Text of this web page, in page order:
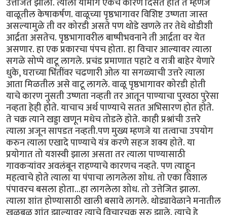
वाळूतील केषाकर्षण. वाळूच्या पृष्ठभागावर विशिष्ट उष्णता जास्त
असल्यामुळे ती वर कोरडी असते पण थोडे खणले तर तेथे थोडीशी
आर्द्रता असतेच. पृष्ठभागावरील बाष्पीभवनाने ती आर्द्रता वर येत
असणार. हा एक प्रकारचा पंपच होता. हा विचार आल्यावर त्याला
सगळे सोप्पे वाटू लागले. प्रचंड प्रमाणात पहाटे व रात्री बाहेर येणारे
धुके, घराच्या भिंतींवर चढणारी ओल या सगळ्याची उत्तरे त्याला
आता मिळतील असे वाटू लागले. वाळू पृष्ठभागावर कोरडी होती
याचे कारण नुसती उष्णता नव्हती तर आतून पाण्याचा पुरवठा पुरेसा
नव्हता हेही होते. याचाच अर्थ पाण्याचे सतत अभिसारण होत होते.
ते चक्र त्याने खड्डा खणून मधेच तोडले होते. काही प्रश्नांची उत्तरे
त्याला अजून सापडत नव्हती.पण मुख्य म्हणजे या तत्वाचा उपयोग
करुन त्याला एखादे पाण्याचे यंत्र करणे सहज शक्य होते. या
प्रयोगात तो यशस्वी झाला असता तर त्याला पाण्यासाठी
गावकर्‍यांवर अवलंबून राहण्याचे कारणच नव्हते. पण त्याहून
महत्वाचे होते त्याला या पंपाचा लागलेला शोध. तो एका विशाल
पंपावरच बसला होता...हा लागलेला शोध. तो उत्तेजित झाला.
त्याला शांत होण्यासाठी खाली बसावे लागले. थोड्यावेळाने मनातील